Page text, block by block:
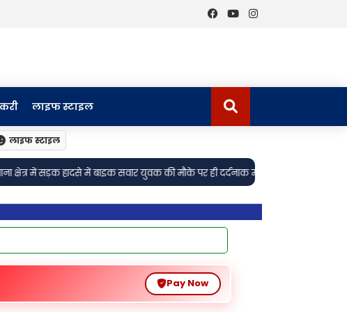
लाइफ स्टाइल
लाइफ स्टाइल
मौके पर ही दर्दनाक मौत• लखनऊ: बीकेटी थाना क्षेत्र नहर मे मिला 61 वर्षीय अधेड़ का
Pay Now